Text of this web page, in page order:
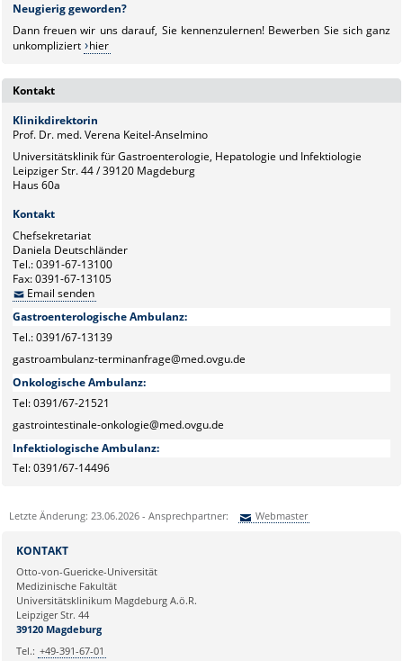
Kontakt
Klinikdirektorin
Prof. Dr. med. Verena Keitel-Anselmino
Universitätsklinik für Gastroenterologie, Hepatologie und Infektiologie
Leipziger Str. 44 / 39120 Magdeburg
Haus 60a
Kontakt
Chefsekretariat
Daniela Deutschländer
Tel.: 0391-67-13100
Fax: 0391-67-13105
Email senden
Gastroenterologische Ambulanz:
Tel.: 0391/67-13139
gastroambulanz-terminanfrage@med.ovgu.de
Onkologische Ambulanz:
Tel: 0391/67-21521
gastrointestinale-onkologie@med.ovgu.de
Infektiologische Ambulanz:
Tel: 0391/67-14496
Neugierig geworden?
Dann freuen wir uns darauf, Sie kennenzulernen! Bewerben Sie sich ganz
unkompliziert hier
Letzte Änderung: 23.06.2026 - Ansprechpartner: Webmaster
Sie können eine Nachricht versenden an:
Ihre E-Mailadresse:
Ihr Anliegen:
KONTAKT
Otto-von-Guericke-Universität
Medizinische Fakultät
Universitätsklinikum Magdeburg A.ö.R.
Leipziger Str. 44
39120 Magdeburg
Tel.: +49-391-67-01